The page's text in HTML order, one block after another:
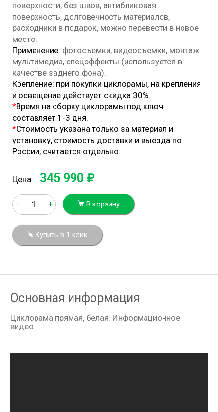
поверхности, без швов, антибликовая
поверхность, долговечность материалов,
расходники в подарок, можно перевести в новое
место.
Применение: фотосъемки, видеосъемки, монтаж
мультимедиа, спецэффекты (используется в
качестве заднего фона).
Крепление: при покупки циклорамы, на крепления
и освещение действует скидка 30%.
*Время на сборку циклорамы под ключ
составляет 1-3 дня.
*Стоимость указана только за материал и
установку, стоимость доставки и выезда по
России, считается отдельно.
Цена: 345 990
- + В корзину
Купить в 1 клик
Основная информация
Циклорама прямая, белая. Информационное
видео.